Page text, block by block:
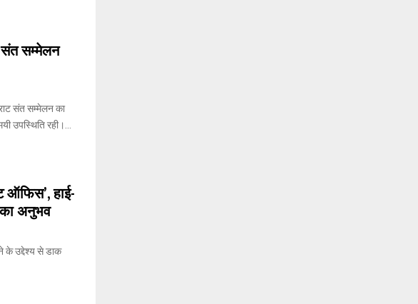
संत सम्मेलन
संत सम्मेलन का
उपस्थिति रही।...
ऑफिस’, हाई-
अनुभव
के उद्देश्य से डाक